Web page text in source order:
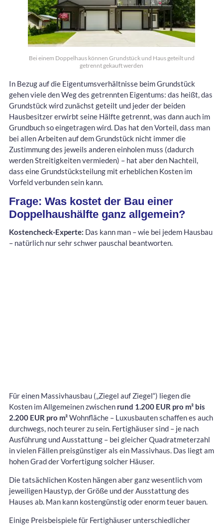
Bei einem Doppelhaus können Grundstück und Haus geteilt und
getrennt gekauft werden
In Bezug auf die Eigentumsverhältnisse beim Grundstück
gehen viele den Weg des getrennten Eigentums: das heißt, das
Grundstück wird zunächst geteilt und jeder der beiden
Hausbesitzer erwirbt seine Hälfte getrennt, was dann auch im
Grundbuch so eingetragen wird. Das hat den Vorteil, dass man
bei allen Arbeiten auf dem Grundstück nicht immer die
Zustimmung des jeweils anderen einholen muss (dadurch
werden Streitigkeiten vermieden) – hat aber den Nachteil,
dass eine Grundstücksteilung mit erheblichen Kosten im
Vorfeld verbunden sein kann.
Frage: Was kostet der Bau einer
Doppelhaushälfte ganz allgemein?
Kostencheck-Experte: Das kann man – wie bei jedem Hausbau
– natürlich nur sehr schwer pauschal beantworten.
Für einen Massivhausbau („Ziegel auf Ziegel“) liegen die
Kosten im Allgemeinen zwischen rund 1.200 EUR pro m² bis
2.200 EUR pro m²Wohnfläche – Luxusbauten schaffen es auch
durchwegs, noch teurer zu sein. Fertighäuser sind – je nach
Ausführung und Ausstattung – bei gleicher Quadratmeterzahl
in vielen Fällen preisgünstiger als ein Massivhaus. Das liegt am
hohen Grad der Vorfertigung solcher Häuser.
Die tatsächlichen Kosten hängen aber ganz wesentlich vom
jeweiligen Haustyp, der Größe und der Ausstattung des
Hauses ab. Man kann kostengünstig oder enorm teuer bauen.
Einige Preisbeispiele für Fertighäuser unterschiedlicher